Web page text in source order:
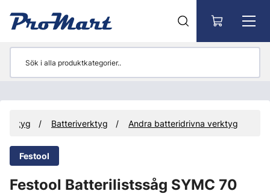
Verktyg Batteriverktyg Andra batteridrivna verktyg
Festool
Festool Batterilistssåg SYMC 70